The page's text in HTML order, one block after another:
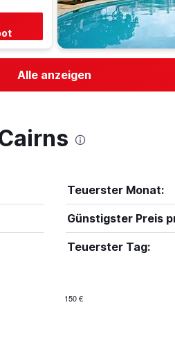
Alle anzeigen
Teuerster Monat:
Günstigster Preis
Teuerster Tag:
150 €